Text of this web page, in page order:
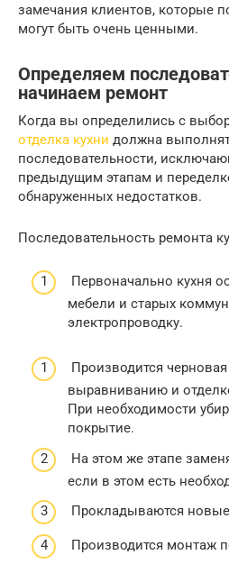
замечания клиентов, которые
могут быть очень ценными.
Определяем
начинаем ремонт
Когда вы определились с
отделка кухни должна
последовательности,
предыдущим этапам и
обнаруженных недостатков.
Последовательность ремонта
Первоначально кухня
мебели и старых
электропроводку.
Производится
выравниванию и
При необходимости
покрытие.
На этом же этапе
если в этом есть
Прокладываются
Производится монтаж